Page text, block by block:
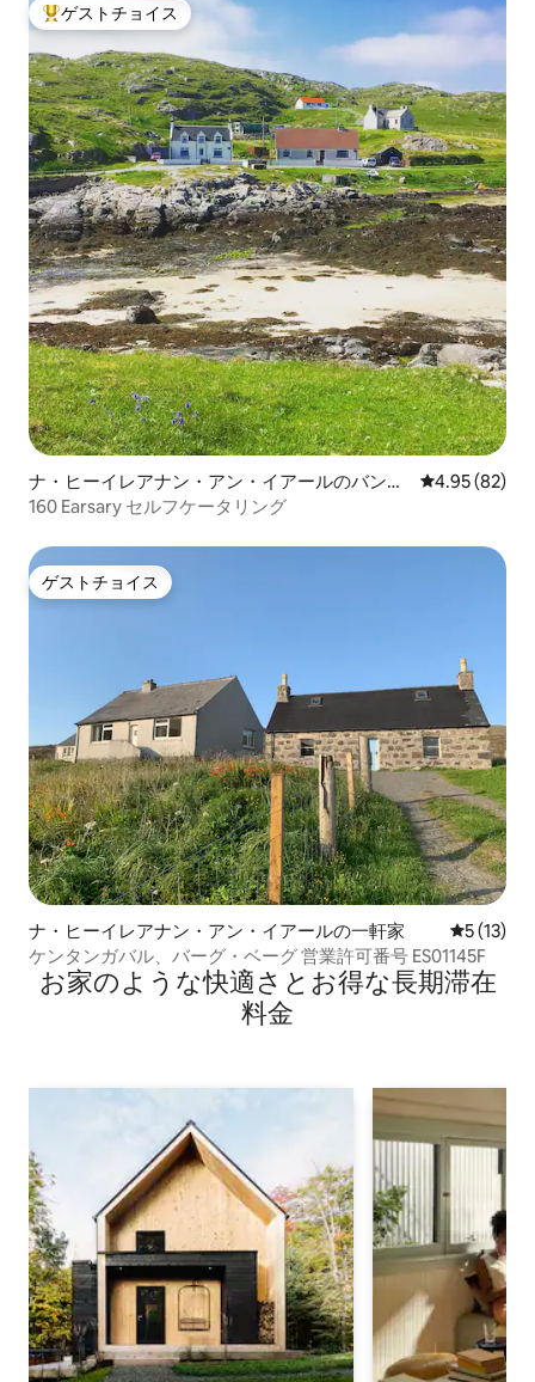
大好評のゲストチョイスです。
ゲストチョイス
ナ・ヒーイレアナン・アン・イアールのバンガ
ロー
レビュー82
4.95 (82)
160 Earsary セルフケータリング
ゲストチョイス
ゲストチョイス
ナ・ヒーイレアナン・アン・イアールの一軒家 レビュー
5 (13)
ケンタンガバル、バーグ・ベーグ 営業許可番号 ES01145F
お家のような快⁠適⁠さ⁠とお⁠得⁠な長⁠期⁠滞⁠在
料⁠金